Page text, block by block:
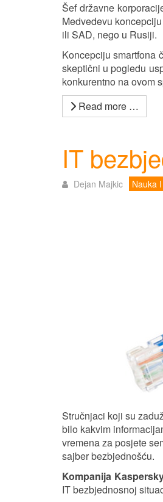
Šef državne
Medvedevu
ili SAD, nego u Rusiji.
Koncepciju smartfona
skeptični u pogledu
konkurentno na ovom
Read more …
IT
Dejan Majkic Nauka
Stručnjaci koji su
bilo kakvim
vremena za posjete
sajber bezbjednošću.
Kompanija
IT bezbjednosnoj